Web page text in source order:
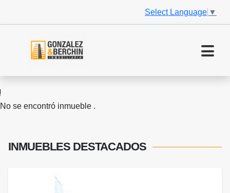
Select Language ▼
No se encontró inmueble .
INMUEBLES DESTACADOS